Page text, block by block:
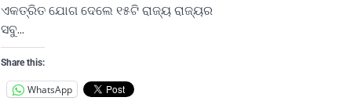
ଏକତ୍ରିତ ଯୋଗ ଦେଲେ ୧୫ଟି ରାଜ୍ୟ ରାଜ୍ୟର
ସବୁ…
Share this:
WhatsApp